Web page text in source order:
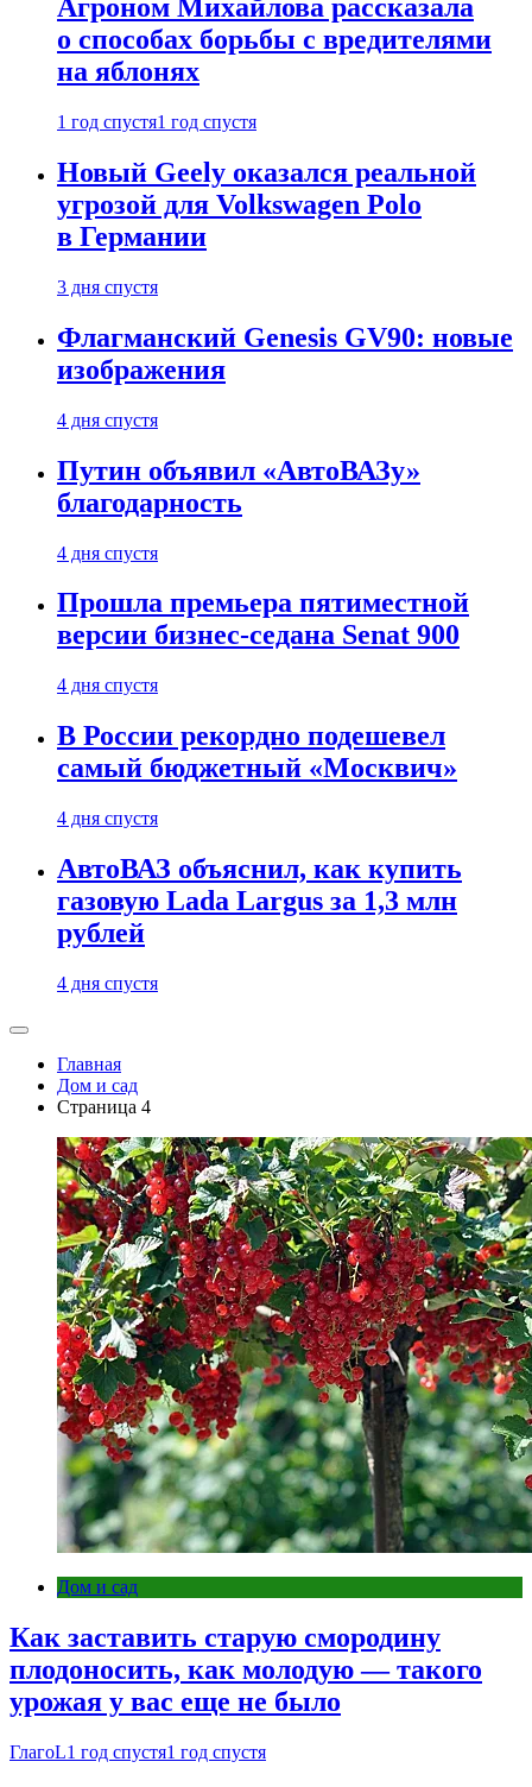
Агроном Михайлова рассказала
о способах борьбы с вредителями
на яблонях
1 год спустя1 год спустя
Новый Geely оказался реальной
угрозой для Volkswagen Polo
в Германии
3 дня спустя
Флагманский Genesis GV90: новые
изображения
4 дня спустя
Путин объявил «АвтоВАЗу»
благодарность
4 дня спустя
Прошла премьера пятиместной
версии бизнес-седана Senat 900
4 дня спустя
В России рекордно подешевел
самый бюджетный «Москвич»
4 дня спустя
АвтоВАЗ объяснил, как купить
газовую Lada Largus за 1,3 млн
рублей
4 дня спустя
Главная
Дом и сад
Страница 4
Дом и сад
Как заставить старую смородину
плодоносить, как молодую — такого
урожая у вас еще не было
ГлагоL1 год спустя1 год спустя